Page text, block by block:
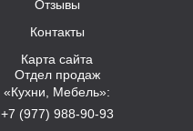
Отзывы
Контакты
Карта сайта
Отдел продаж
«Кухни, Мебель»:
+7 (977) 988-90-93